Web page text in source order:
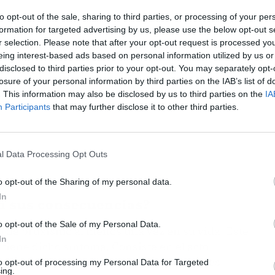
opt-out of the sale, sharing to third parties, or processing of your
for targeted advertising by us, please use the below opt-out
selection. Please note that after your opt-out request is processed
interest-based ads based on personal information utilized by us
to third parties prior to your opt-out. You may separately
of your personal information by third parties on the IAB’s list of
This information may also be disclosed by us to third parties on the
Participants that may further disclose it to other third parties.
Data Processing Opt Outs
opt-out of the Sharing of my personal data.
opt-out of the Sale of my Personal Data.
opt-out of processing my Personal Data for Targeted
consecuencias?
bruxismo al menos una vez en su vida. Este
dicho síntoma. Consiste en el acto
ante diferentes estímulos inconscientes.